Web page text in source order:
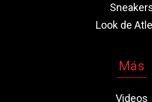
Look de
Más
Videos